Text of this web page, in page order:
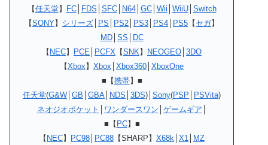
【任天堂】 FC│ FDS SFC│ N64│ GC│ Wii WiiU│ Switch
【SONY】 シリーズ PS PS2 PS3 PS4 PS5 【 セガ】
MD│ SS
DC
【 NEC】 PCE PCFX 【SNK】 NEOGEO 3DO
【Xbox 】 Xbox Xbox360 XboxOne
■【携帯】■
任天堂(G&W GB GBA NDS 3DS)│ Sony(PSP PSVita)
ネオジオポケット
ワンダースワン ゲームギア
■【 PC】■
【 NEC】 PC98 PC88 【SHARP】 X68k X1
MZ